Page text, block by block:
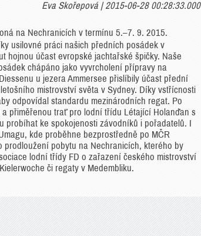
Eva Skořepová | 2015-06-28 00:28:33.000
na Nechranicích v termínu 5.–7. 9. 2015.
usilovné práci našich předních posádek v
hojnou účast evropské jachtařské špičky. Naše
chápáno jako vyvrcholení přípravy na
u jezera Ammersee přislíbily účast přední
mistrovství světa v Sydney. Díky vstřícnosti
odpovídal standardu mezinárodních regat. Po
přiměřenou trať pro lodní třídu Létající Holanďan s
probíhat ke spokojenosti závodníků i pořadatelů. I
kde proběhne bezprostředně po MČR
prodloužení pobytu na Nechranicích, kterého by
lodní třídy FD o zařazení českého mistrovství
či regaty v Medembliku.